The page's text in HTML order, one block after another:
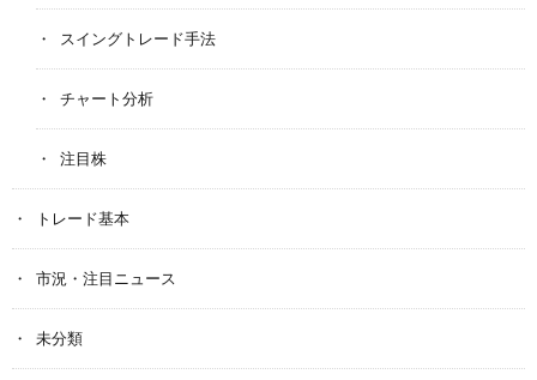
スイングトレード手法
チャート分析
注目株
トレード基本
市況・注目ニュース
未分類